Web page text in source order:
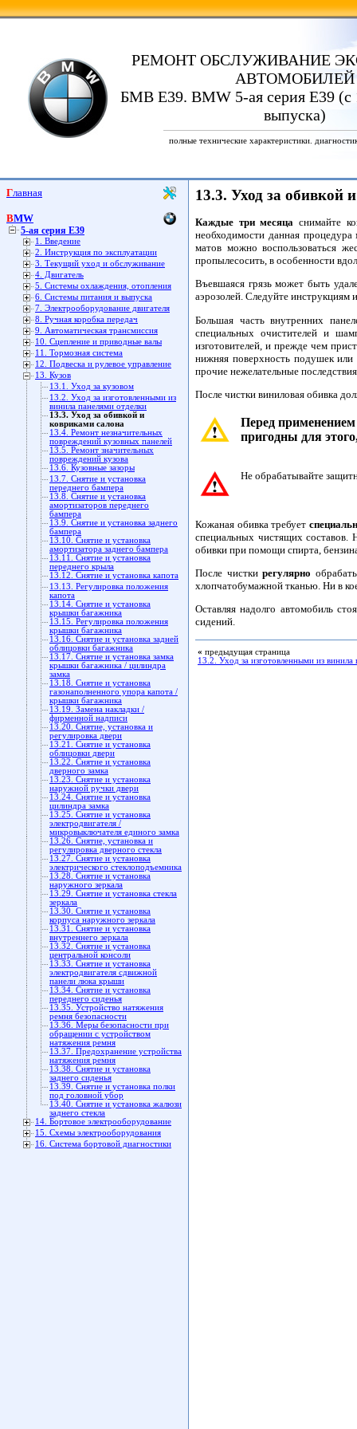
РЕМОНТ ОБСЛУЖИВАНИЕ
АВТОМОБИЛЕЙ
БМВ Е39. BMW 5-ая серия E39 (с
выпуска)
полные технические характеристики.
Главная
BMW
5-ая серия E39
1. Введение
2. Инструкция по эксплуатации
3. Текущий уход и обслуживание
4. Двигатель
5. Системы охлаждения, отопления
6. Системы питания и выпуска
7. Электрооборудование двигателя
8. Ручная коробка передач
9. Автоматическая трансмиссия
10. Сцепление и приводные валы
11. Тормозная система
12. Подвеска и рулевое управление
13. Кузов
13.1. Уход за кузовом
13.2. Уход за изготовленными из
винила панелями отделки
13.3. Уход за обивкой и
ковриками салона
13.4. Ремонт незначительных
повреждений кузовных панелей
13.5. Ремонт значительных
повреждений кузова
13.6. Кузовные зазоры
13.7. Снятие и установка
переднего бампера
13.8. Снятие и установка
амортизаторов переднего
бампера
13.9. Снятие и установка заднего
бампера
13.10. Снятие и установка
амортизатора заднего бампера
13.11. Снятие и установка
переднего крыла
13.12. Снятие и установка капота
13.13. Регулировка положения
капота
13.14. Снятие и установка
крышки багажника
13.15. Регулировка положения
крышки багажника
13.16. Снятие и установка задней
облицовки багажника
13.17. Снятие и установка замка
крышки багажника / цилиндра
замка
13.18. Снятие и установка
газонаполненного упора капота /
крышки багажника
13.19. Замена накладки /
фирменной надписи
13.20. Снятие, установка и
регулировка двери
13.21. Снятие и установка
облицовки двери
13.22. Снятие и установка
дверного замка
13.23. Снятие и установка
наружной ручки двери
13.24. Снятие и установка
цилиндра замка
13.25. Снятие и установка
электродвигателя /
микровыключателя единого замка
13.26. Снятие, установка и
регулировка дверного стекла
13.27. Снятие и установка
электрического стеклоподъемника
13.28. Снятие и установка
наружного зеркала
13.29. Снятие и установка стекла
зеркала
13.30. Снятие и установка
корпуса наружного зеркала
13.31. Снятие и установка
внутреннего зеркала
13.32. Снятие и установка
центральной консоли
13.33. Снятие и установка
электродвигателя сдвижной
панели люка крыши
13.34. Снятие и установка
переднего сиденья
13.35. Устройство натяжения
ремня безопасности
13.36. Меры безопасности при
обращении с устройством
натяжения ремня
13.37. Предохранение устройства
натяжения ремня
13.38. Снятие и установка
заднего сиденья
13.39. Снятие и установка полки
под головной убор
13.40. Снятие и установка жалюзи
заднего стекла
14. Бортовое электрооборудование
15. Схемы электрооборудования
16. Система бортовой диагностики
13.3. Уход за обивкой
Каждые три месяца снимайте
необходимости данная
матов можно воспользоваться
пропылесосить, в особенности
Въевшаяся грязь может быть
аэрозолей. Следуйте инструкциям
Большая часть внутренних
специальных очистителей и
изготовителей, и прежде чем
нижняя поверхность подушек или
прочие нежелательные
После чистки виниловая обивка
Перед применением
пригодны для
Не обрабатывайте
Кожаная обивка требует
специальных чистящих составов.
обивки при помощи спирта,
После чисткирегулярно
хлопчатобумажной тканью. Ни в
Оставляя надолго автомобиль
сидений.
« предыдущая страница
13.2. Уход за изготовленными из винила